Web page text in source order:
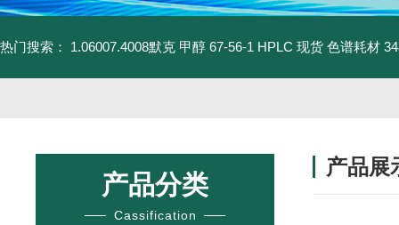
热门搜索： 1.06007.4008默克 甲醇 67-56-1 HPLC 现货 色谱耗材
产品分类
Cassification
产品展